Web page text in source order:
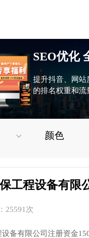
SEO优化
提升抖音、网站
的排名权重和流
颜色
工程设备有限
25591次
设备有限公司注册资金